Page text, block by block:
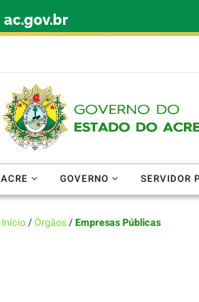
ac.gov.br
ACRE GOVERNO SERVIDOR
Início/Órgãos/Empresas Públicas